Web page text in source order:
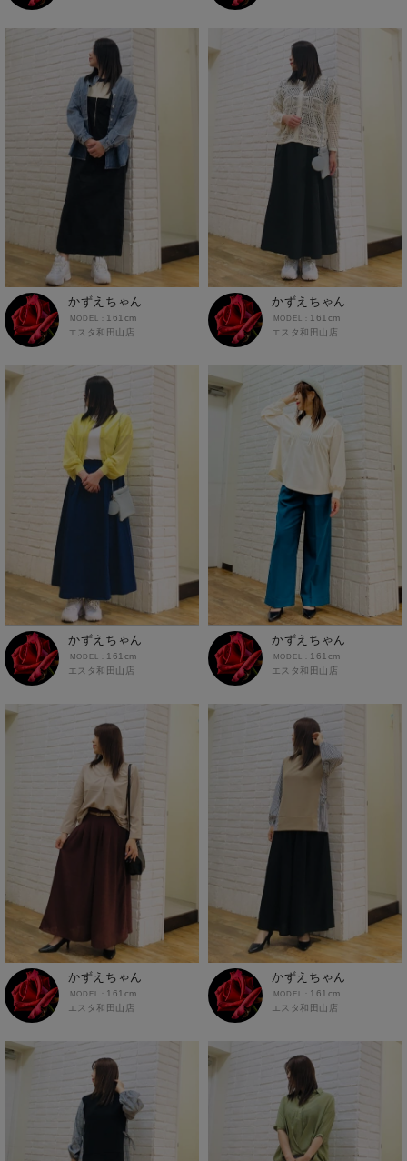
かずえちゃん
エスタ和田山店
161cm
かずえちゃん
エスタ和田山店
161cm
かずえちゃん
エスタ和田山店
161cm
かずえちゃん
エスタ和田山店
161cm
かずえちゃん
エスタ和田山店
161cm
かずえちゃん
エスタ和田山店
161cm